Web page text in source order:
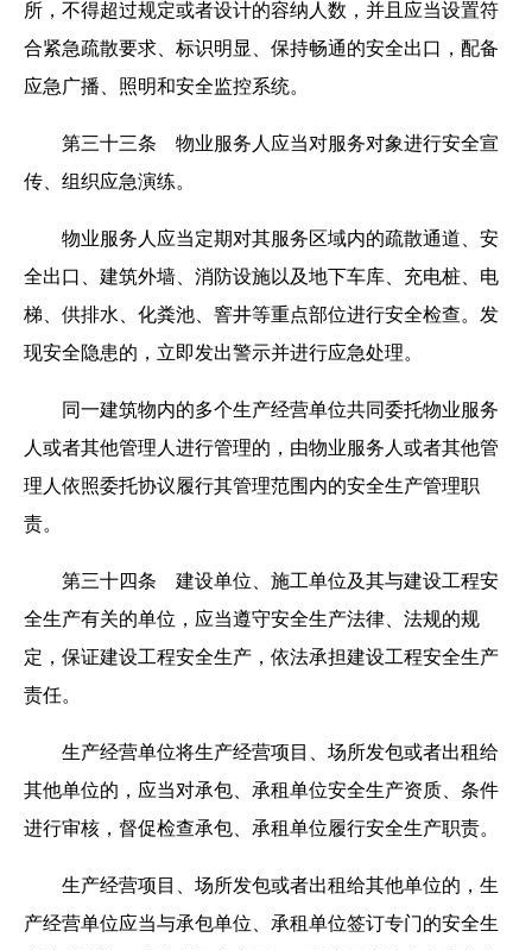
所，不得超过规定或者设计的容纳人数，并且应当设置符
合紧急疏散要求、标识明显、保持畅通的安全出口，配备
应急广播、照明和安全监控系统。
第三十三条 物业服务人应当对服务对象进行安全宣
传、组织应急演练。
物业服务人应当定期对其服务区域内的疏散通道、安
全出口、建筑外墙、消防设施以及地下车库、充电桩、电
梯、供排水、化粪池、窨井等重点部位进行安全检查。发
现安全隐患的，立即发出警示并进行应急处理。
同一建筑物内的多个生产经营单位共同委托物业服务
人或者其他管理人进行管理的，由物业服务人或者其他管
理人依照委托协议履行其管理范围内的安全生产管理职
责。
第三十四条 建设单位、施工单位及其与建设工程安
全生产有关的单位，应当遵守安全生产法律、法规的规
定，保证建设工程安全生产，依法承担建设工程安全生产
责任。
生产经营单位将生产经营项目、场所发包或者出租给
其他单位的，应当对承包、承租单位安全生产资质、条件
进行审核，督促检查承包、承租单位履行安全生产职责。
生产经营项目、场所发包或者出租给其他单位的，生
产经营单位应当与承包单位、承租单位签订专门的安全生